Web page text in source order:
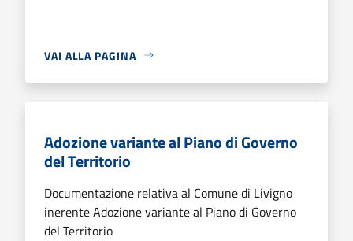
VAI ALLA PAGINA
Adozione variante al Piano di Governo
del Territorio
Documentazione relativa al Comune di Livigno
inerente Adozione variante al Piano di Governo
del Territorio